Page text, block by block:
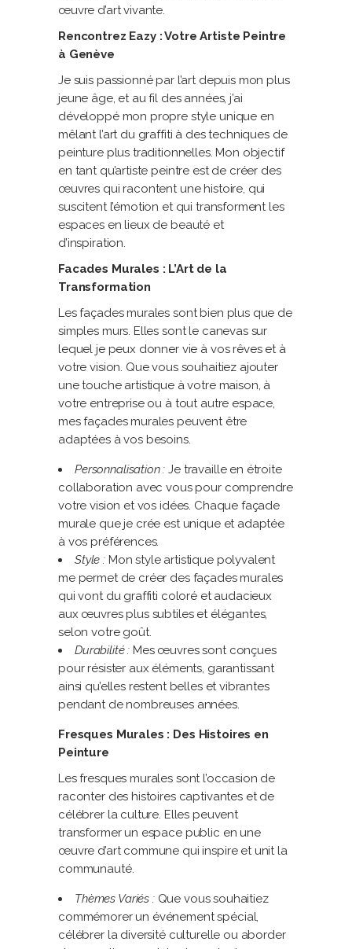
œuvre d’art vivante.
Rencontrez Eazy : Votre Artiste Peintre
à Genève
Je suis passionné par l’art depuis mon plus
jeune âge, et au fil des années, j’ai
développé mon propre style unique en
mêlant l’art du graffiti à des techniques de
peinture plus traditionnelles. Mon objectif
en tant qu’artiste peintre est de créer des
œuvres qui racontent une histoire, qui
suscitent l’émotion et qui transforment les
espaces en lieux de beauté et
d’inspiration.
Facades Murales : L’Art de la
Transformation
Les façades murales sont bien plus que de
simples murs. Elles sont le canevas sur
lequel je peux donner vie à vos rêves et à
votre vision. Que vous souhaitiez ajouter
une touche artistique à votre maison, à
votre entreprise ou à tout autre espace,
mes façades murales peuvent être
adaptées à vos besoins.
Personnalisation : Je travaille en étroite
collaboration avec vous pour comprendre
votre vision et vos idées. Chaque façade
murale que je crée est unique et adaptée
à vos préférences.
Style :Mon style artistique polyvalent
me permet de créer des façades murales
qui vont du graffiti coloré et audacieux
aux œuvres plus subtiles et élégantes,
selon votre goût.
Durabilité : Mes œuvres sont conçues
pour résister aux éléments, garantissant
ainsi qu’elles restent belles et vibrantes
pendant de nombreuses années.
Fresques Murales : Des Histoires en
Peinture
Les fresques murales sont l’occasion de
raconter des histoires captivantes et de
célébrer la culture. Elles peuvent
transformer un espace public en une
œuvre d’art commune qui inspire et unit la
communauté.
Thèmes Variés :Que vous souhaitiez
commémorer un événement spécial,
célébrer la diversité culturelle ou aborder